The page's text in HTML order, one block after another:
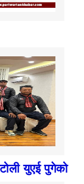
युएई पुगेको